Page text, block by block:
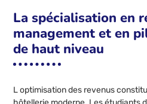
La spécialisation en
management et en
de haut niveau
L optimisation des revenus